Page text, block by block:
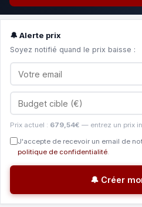
🔔 Alerte prix
Soyez notifié quand le prix baisse :
Prix actuel : 679,54€ — entrez un prix
J'accepte de recevoir un email de
politique de confidentialité.
🔔 Créer